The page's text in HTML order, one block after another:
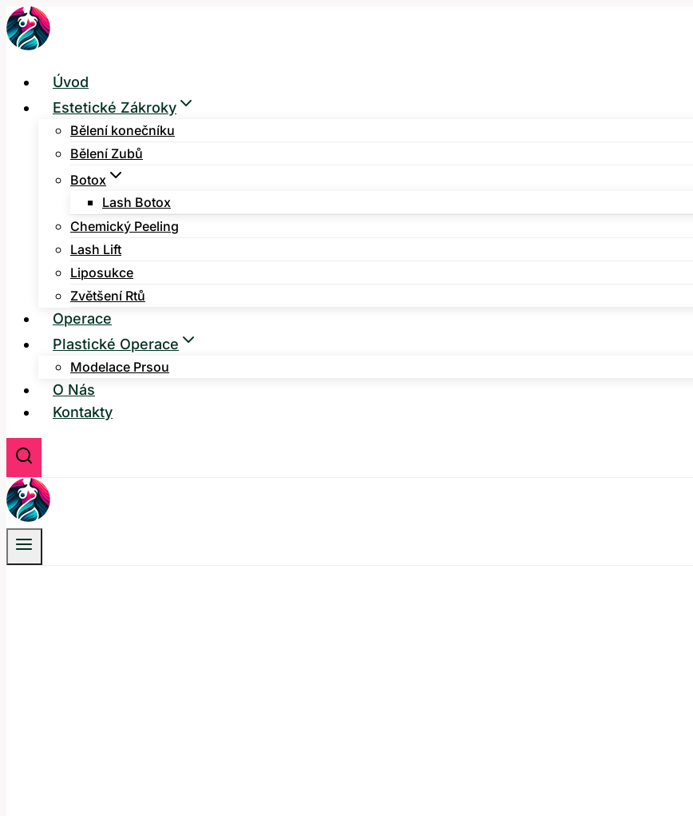
Přeskočit
na
Úvod
Estetické Zákroky
Bělení konečníku
Bělení Zubů
Botox
Lash Botox
Chemický Peeling
Lash Lift
Liposukce
Zvětšení Rtů
Operace
Plastické Operace
Modelace Prsou
O Nás
Kontakty